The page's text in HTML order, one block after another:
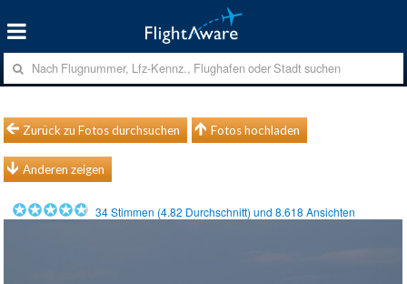
Zurück zu Fotos durchsuchen Fotos hochladen
Anderen zeigen
34Stimmen (4.82 Durchschnitt) und8.618 Ansichten